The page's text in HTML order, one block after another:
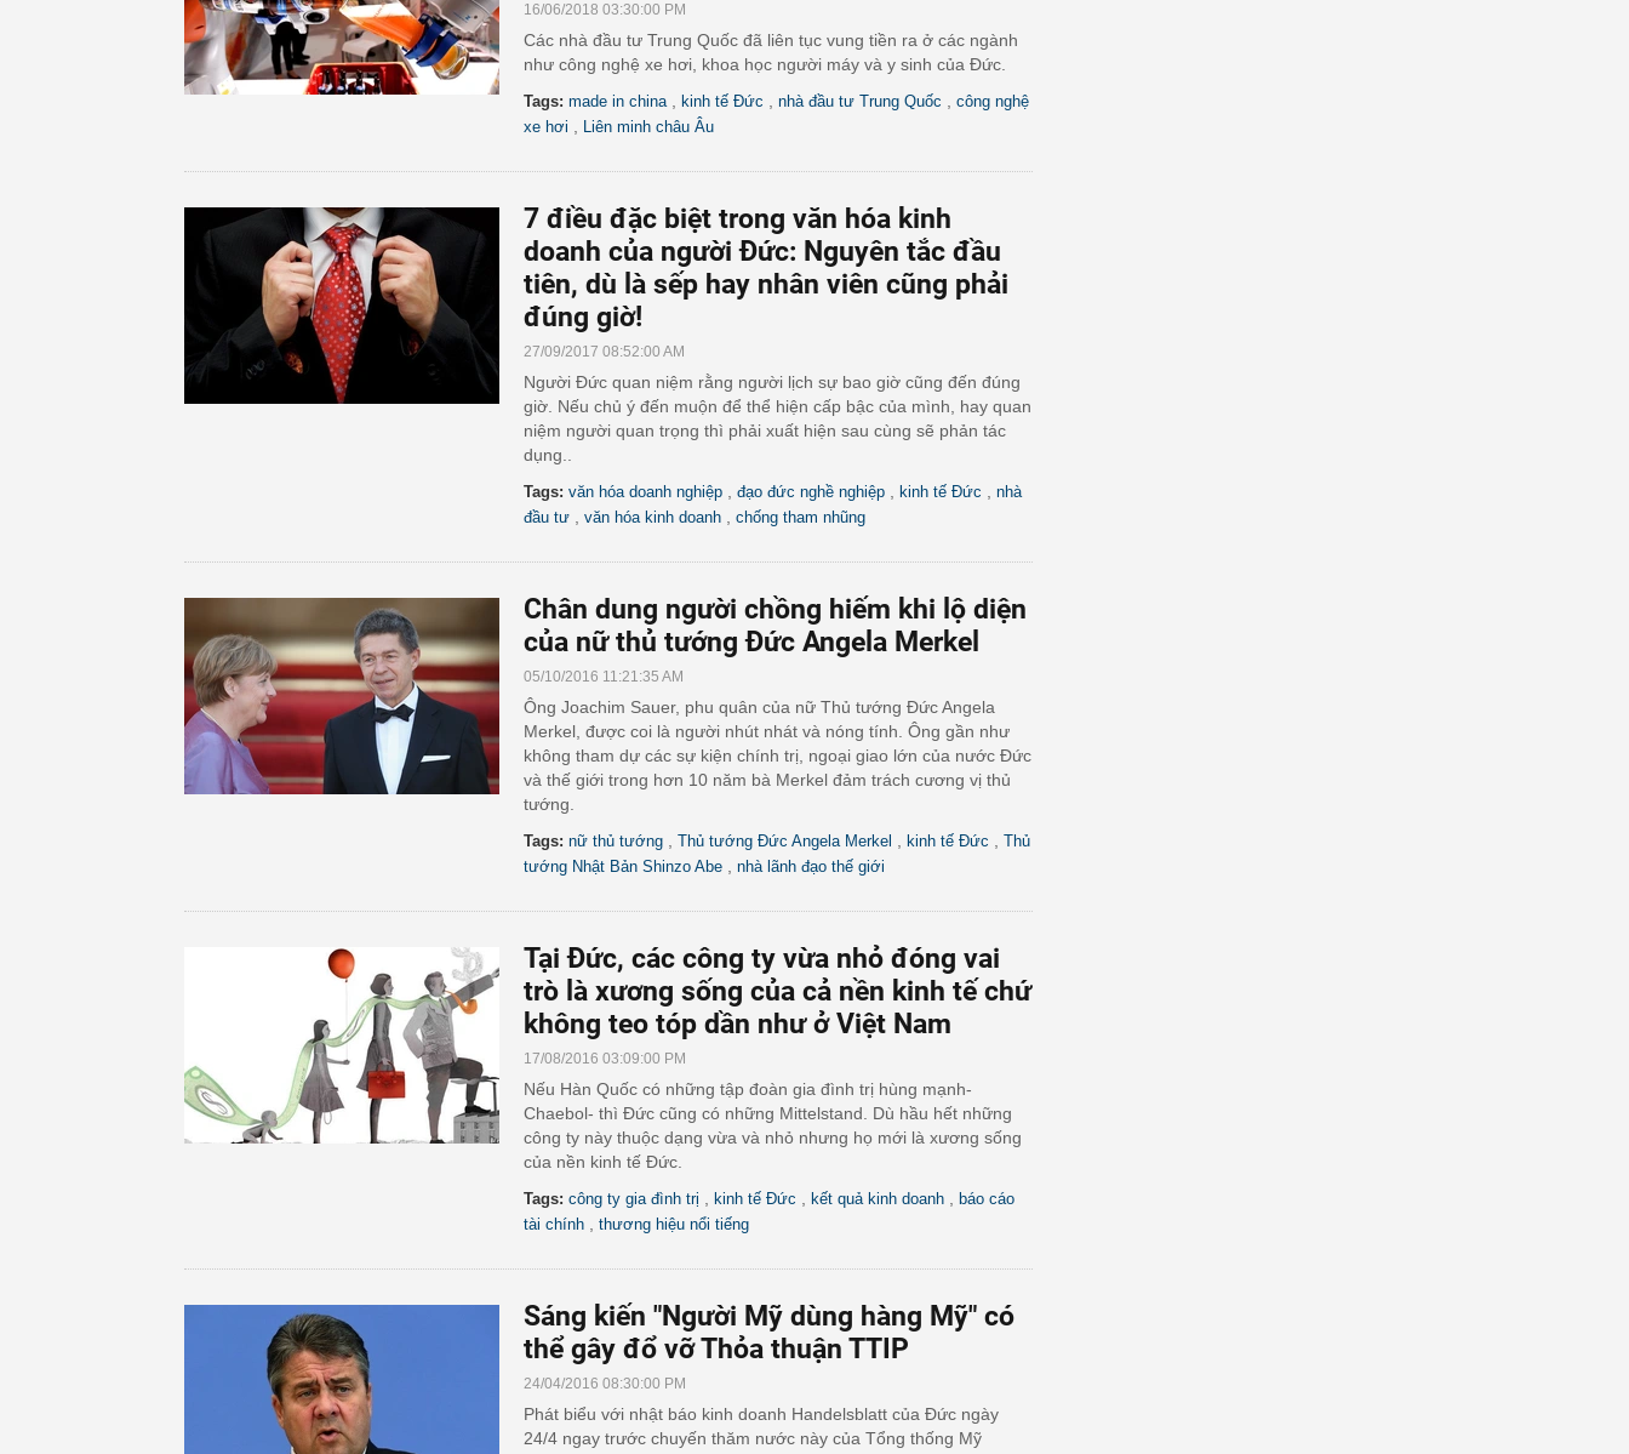
16/06/2018 03:30:00 PM
Các nhà đầu tư Trung Quốc đã liên tục vung tiền ra ở các ngành
như công nghệ xe hơi, khoa học người máy và y sinh của Đức.
Tags: made in china kinh tế Đức nhà đầu tư Trung Quốc
công nghệ
xe hơi
Liên minh châu Âu
7 điều đặc biệt trong văn hóa kinh
doanh của người Đức: Nguyên tắc đầu
tiên, dù là sếp hay nhân viên cũng phải
đúng giờ!
27/09/2017 08:52:00 AM
Người Đức quan niệm rằng người lịch sự bao giờ cũng đến đúng
giờ. Nếu chủ ý đến muộn để thể hiện cấp bậc của mình, hay quan
niệm người quan trọng thì phải xuất hiện sau cùng sẽ phản tác
dụng..
Tags: văn hóa doanh nghiệp đạo đức nghề nghiệp kinh tế Đức
nhà
đầu tư
văn hóa kinh doanh chống tham nhũng
Chân dung người chồng hiếm khi lộ diện
của nữ thủ tướng Đức Angela Merkel
05/10/2016 11:21:35 AM
Ông Joachim Sauer, phu quân của nữ Thủ tướng Đức Angela
Merkel, được coi là người nhút nhát và nóng tính. Ông gần như
không tham dự các sự kiện chính trị, ngoại giao lớn của nước Đức
và thế giới trong hơn 10 năm bà Merkel đảm trách cương vị thủ
tướng.
Tags: nữ thủ tướng Thủ tướng Đức Angela Merkel kinh tế Đức
Thủ
tướng Nhật Bản Shinzo Abe
nhà lãnh đạo thế giới
Tại Đức, các công ty vừa nhỏ đóng vai
trò là xương sống của cả nền kinh tế chứ
không teo tóp dần như ở Việt Nam
17/08/2016 03:09:00 PM
Nếu Hàn Quốc có những tập đoàn gia đình trị hùng mạnh-
Chaebol- thì Đức cũng có những Mittelstand. Dù hầu hết những
công ty này thuộc dạng vừa và nhỏ nhưng họ mới là xương sống
của nền kinh tế Đức.
Tags: công ty gia đình trị kinh tế Đức kết quả kinh doanh
báo cáo
tài chính
thương hiệu nổi tiếng
Sáng kiến "Người Mỹ dùng hàng Mỹ" có
thể gây đổ vỡ Thỏa thuận TTIP
24/04/2016 08:30:00 PM
Phát biểu với nhật báo kinh doanh Handelsblatt của Đức ngày
24/4 ngay trước chuyến thăm nước này của Tổng thống Mỹ